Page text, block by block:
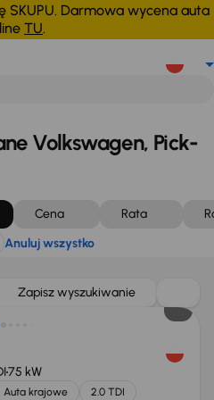
SKUPU. Darmowa wycena auta
TU.
wszystko
Volkswagen, Pick-
Cena Rata
Anuluj wszystko
Zapisz wyszukiwanie
75 kW
Auta krajowe 2.0 TDI